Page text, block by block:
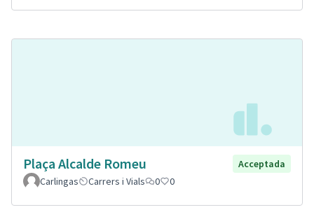
Plaça Alcalde Romeu
Acceptada
Carlingas
Carrers i Vials 0 0